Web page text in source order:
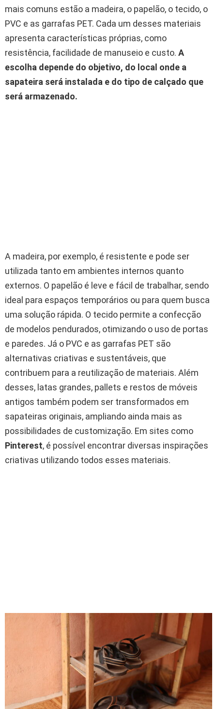
mais comuns estão a madeira, o papelão, o tecido, o
PVC e as garrafas PET. Cada um desses materiais
apresenta características próprias, como
resistência, facilidade de manuseio e custo. A
escolha depende do objetivo, do local onde a
sapateira será instalada e do tipo de calçado que
será armazenado.
A madeira, por exemplo, é resistente e pode ser
utilizada tanto em ambientes internos quanto
externos. O papelão é leve e fácil de trabalhar, sendo
ideal para espaços temporários ou para quem busca
uma solução rápida. O tecido permite a confecção
de modelos pendurados, otimizando o uso de portas
e paredes. Já o PVC e as garrafas PET são
alternativas criativas e sustentáveis, que
contribuem para a reutilização de materiais. Além
desses, latas grandes, pallets e restos de móveis
antigos também podem ser transformados em
sapateiras originais, ampliando ainda mais as
possibilidades de customização. Em sites como
Pinterest, é possível encontrar diversas inspirações
criativas utilizando todos esses materiais.